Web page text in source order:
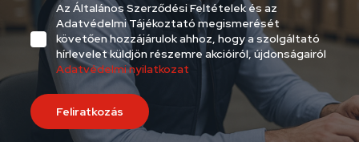
Az Általános Szerződési Feltételek és az
Adatvédelmi Tájékoztató megismerését
követően hozzájárulok ahhoz, hogy a szolgáltató
hírlevelet küldjön részemre akcióiról, újdonságairól
Adatvédelmi nyilatkozat
Feliratkozás